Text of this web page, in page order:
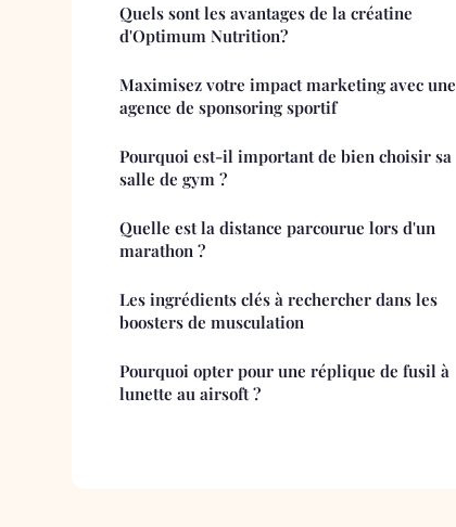
Quels sont les avantages de la créatine
d'Optimum Nutrition?
Maximisez votre impact marketing avec une
agence de sponsoring sportif
Pourquoi est-il important de bien choisir sa
salle de gym ?
Quelle est la distance parcourue lors d'un
marathon ?
Les ingrédients clés à rechercher dans les
boosters de musculation
Pourquoi opter pour une réplique de fusil à
lunette au airsoft ?